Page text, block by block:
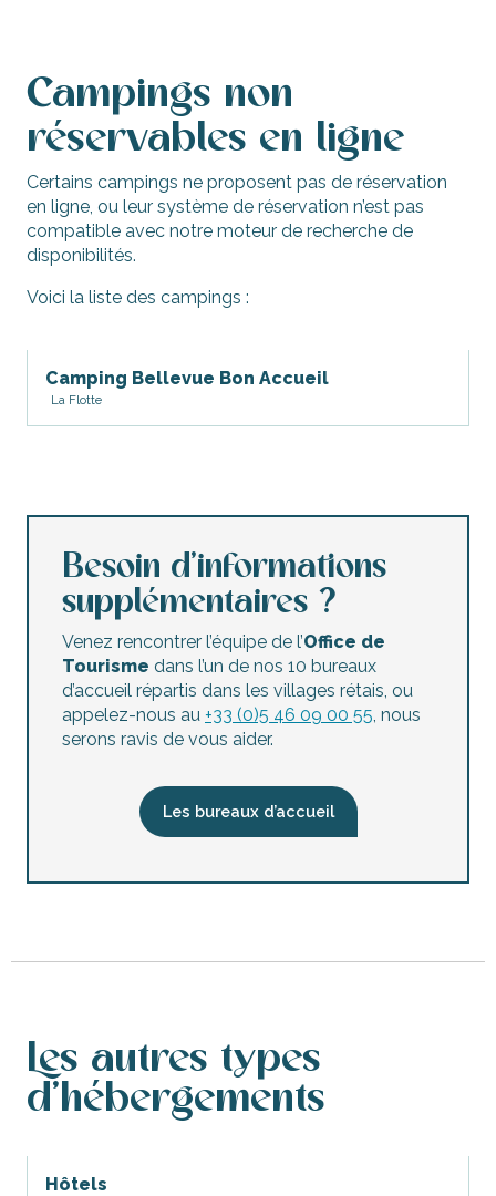
Camping municipal Le Remondeau
Camping La Grainetière
Camping les Pins
Campings non
réservables en ligne
Certains campings ne proposent pas de réservation
en ligne, ou leur système de réservation n’est pas
compatible avec notre moteur de recherche de
disponibilités.
Voici la liste des campings :
Camping Bellevue Bon Accueil
La Flotte
Besoin d’informations
supplémentaires ?
Venez rencontrer l’équipe de l’Office de
Tourisme dans l’un de nos 10 bureaux
d’accueil répartis dans les villages rétais, ou
appelez-nous au +33 (0)5 46 09 00 55, nous
serons ravis de vous aider.
Les bureaux d’accueil
Les autres types
d'hébergements
Hôtels